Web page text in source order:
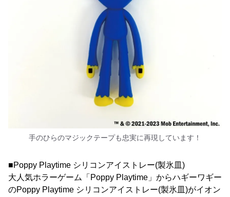
手のひらのマジックテープも忠実に再現しています！
■Poppy Playtime シリコンアイストレー(製氷皿)
大人気ホラーゲーム「Poppy Playtime」からハギーワギー
のPoppy Playtime シリコンアイストレー(製氷皿)がイオン